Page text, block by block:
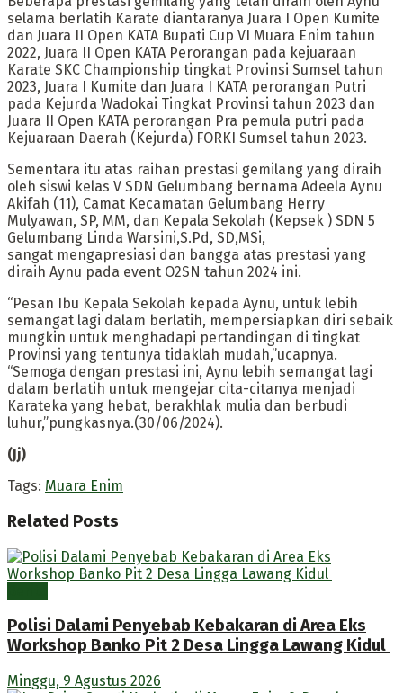
selama berlatih Karate diantaranya Juara I Open Kumite
dan Juara II Open KATA Bupati Cup VI Muara Enim tahun
2022, Juara II Open KATA Perorangan pada kejuaraan
Karate SKC Championship tingkat Provinsi Sumsel tahun
2023, Juara I Kumite dan Juara I KATA perorangan Putri
pada Kejurda Wadokai Tingkat Provinsi tahun 2023 dan
Juara II Open KATA perorangan Pra pemula putri pada
Kejuaraan Daerah (Kejurda) FORKI Sumsel tahun 2023.
Sementara itu atas raihan prestasi gemilang yang diraih
oleh siswi kelas V SDN Gelumbang bernama Adeela Aynu
Akifah (11), Camat Kecamatan Gelumbang Herry
Mulyawan, SP, MM, dan Kepala Sekolah (Kepsek ) SDN 5
Gelumbang Linda Warsini,S.Pd, SD,MSi,
sangat mengapresiasi dan bangga atas prestasi yang
diraih Aynu pada event O2SN tahun 2024 ini.
“Pesan Ibu Kepala Sekolah kepada Aynu, untuk lebih
semangat lagi dalam berlatih, mempersiapkan diri sebaik
mungkin untuk menghadapi pertandingan di tingkat
Provinsi yang tentunya tidaklah mudah,”ucapnya.
“Semoga dengan prestasi ini, Aynu lebih semangat lagi
dalam berlatih untuk mengejar cita-citanya menjadi
Karateka yang hebat, berakhlak mulia dan berbudi
luhur,”pungkasnya.(30/06/2024).
(Jj)
Tags: Muara Enim
Related Posts
Polisi Dalami Penyebab Kebakaran di Area Eks
Workshop Banko Pit 2 Desa Lingga Lawang Kidul
Minggu, 9 Agustus 2026